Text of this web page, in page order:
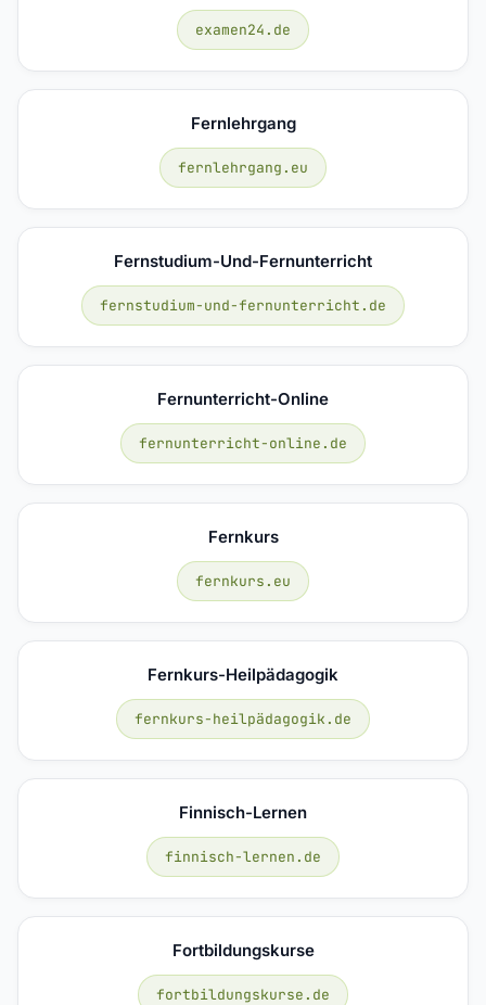
examen24.de
Fernlehrgang
fernlehrgang.eu
Fernstudium-Und-Fernunterricht
fernstudium-und-fernunterricht.de
Fernunterricht-Online
fernunterricht-online.de
Fernkurs
fernkurs.eu
Fernkurs-Heilpädagogik
fernkurs-heilpädagogik.de
Finnisch-Lernen
finnisch-lernen.de
Fortbildungskurse
fortbildungskurse.de